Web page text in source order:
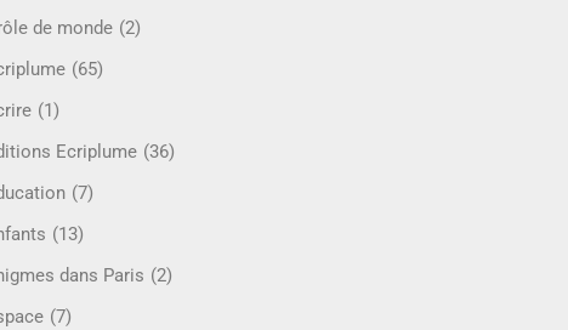
de monde (2)
(65)
(1)
Ecriplume (36)
(7)
(13)
dans Paris (2)
(7)